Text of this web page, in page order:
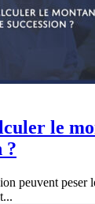
le
?
peuvent peser